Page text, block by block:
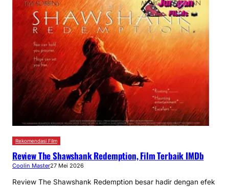
Rekomendasi Film
Review The Shawshank Redemption, Film Terbaik IMDb
Coolin Master27 Mei 2026
Review The Shawshank Redemption besar hadir dengan efek